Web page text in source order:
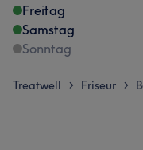
Freitag
Samstag
Sonntag
Treatwell > Friseur >